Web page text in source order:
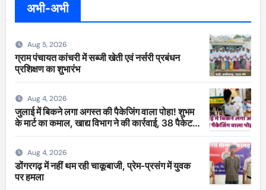
अभी-अभी
Aug 5, 2026
ग्राम पंचायत कांचरी में सब्जी खेती एवं नर्सरी प्रबंधन
प्रशिक्षण का शुभारंभ
Aug 4, 2026
जुलाई में बिकने लगा अगस्त की पैकेजिंग वाला पोहा! शुभम
के मार्ट का कमाल, खाद्य विभाग ने की कार्रवाई, 38 पैकेट
सीज
Aug 4, 2026
डोंगरगढ़ में नहीं थम रही चाकूबाजी, प्रेम-प्रसंग में युवक
पर हमला